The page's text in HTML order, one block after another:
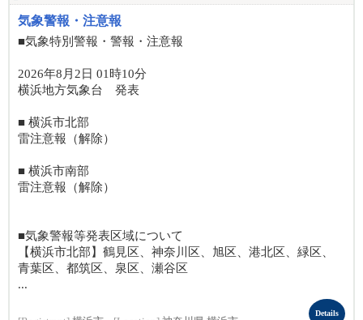
気象警報・注意報
■気象特別警報・警報・注意報
2026年8月2日 01時10分
横浜地方気象台 発表
■ 横浜市北部
雷注意報（解除）
■ 横浜市南部
雷注意報（解除）
■気象警報等発表区域について
【横浜市北部】鶴見区、神奈川区、旭区、港北区、緑区、
青葉区、都筑区、泉区、瀬谷区
...
Details